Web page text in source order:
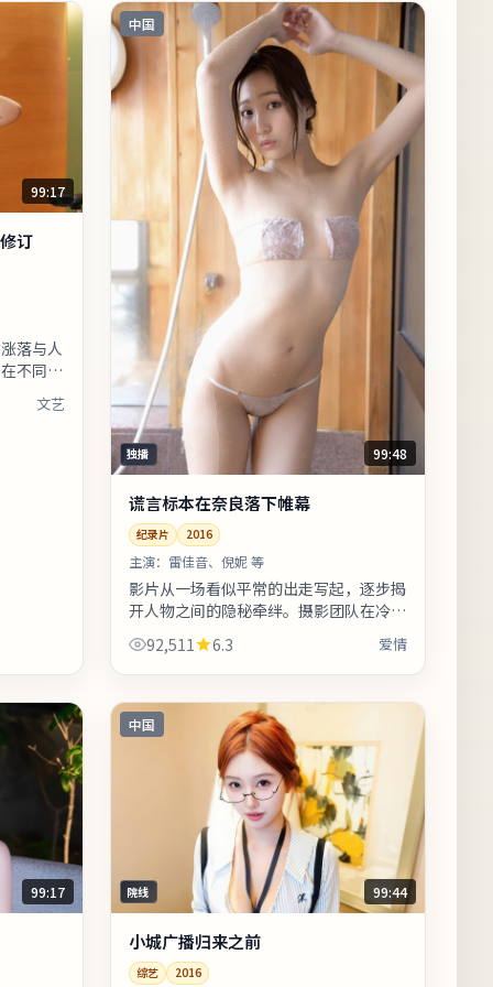
99:17
订
落与人
不同章
迷路。
同一文艺
中国
独播 99:48
谎言标本在奈良落下帷幕
纪录片 2016
主演： 雷佳音、倪妮 等
影片从一场看似平常的出走写起，逐步揭
开人物之间的隐秘牵绊。摄影团队在冷暖
色调切换上做足功课，城市霓虹与陋巷昏
灯对比鲜明。剧情信息与人物关系可在
92,511 6.3 爱情
99:17
中国
院线 99:44
小城广播归来之前
综艺 2016